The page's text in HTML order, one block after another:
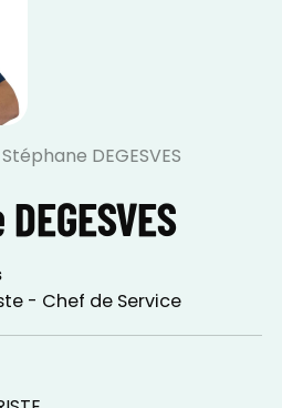
DEGESVES
- Chef de Service